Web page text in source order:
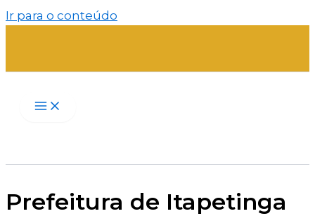
Ir para o conteúdo
Prefeitura de Itapetinga